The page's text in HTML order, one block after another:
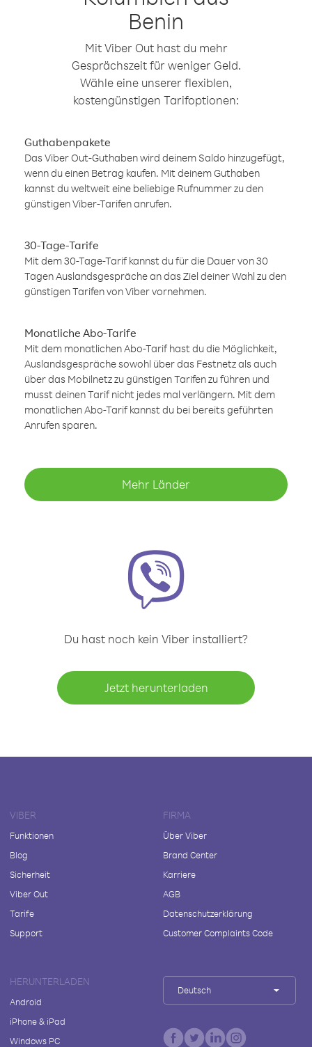
Benin
Mit Viber Out hast du mehr
Gesprächszeit für weniger Geld.
Wähle eine unserer flexiblen,
kostengünstigen Tarifoptionen:
Guthabenpakete
Das Viber Out-Guthaben wird deinem Saldo hinzugefügt,
wenn du einen Betrag kaufen. Mit deinem Guthaben
kannst du weltweit eine beliebige Rufnummer zu den
günstigen Viber-Tarifen anrufen.
30-Tage-Tarife
Mit dem 30-Tage-Tarif kannst du für die Dauer von 30
Tagen Auslandsgespräche an das Ziel deiner Wahl zu den
günstigen Tarifen von Viber vornehmen.
Monatliche Abo-Tarife
Mit dem monatlichen Abo-Tarif hast du die Möglichkeit,
Auslandsgespräche sowohl über das Festnetz als auch
über das Mobilnetz zu günstigen Tarifen zu führen und
musst deinen Tarif nicht jedes mal verlängern. Mit dem
monatlichen Abo-Tarif kannst du bei bereits geführten
Anrufen sparen.
Mehr Länder
Du hast noch kein Viber installiert?
Jetzt herunterladen
VIBER
Funktionen
Blog
Sicherheit
Viber Out
Tarife
Support
FIRMA
Über Viber
Brand Center
Karriere
AGB
Datenschutzerklärung
Customer Complaints Code
HERUNTERLADEN
Android
iPhone & iPad
Windows PC
Deutsch